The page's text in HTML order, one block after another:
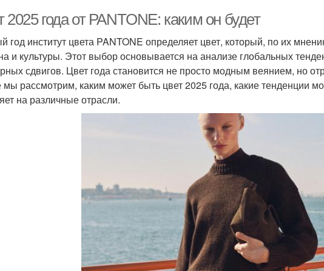
2025 года от PANTONE: каким он будет
год институт цвета PANTONE определяет цвет, который, по их
и культуры. Этот выбор основывается на анализе глобальных
сдвигов. Цвет года становится не просто модным веянием, но
мы рассмотрим, каким может быть цвет 2025 года, какие тенденции
на различные отрасли.